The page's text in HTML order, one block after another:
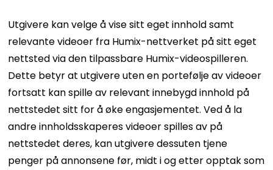
Utgivere kan velge å vise sitt eget innhold samt
relevante videoer fra Humix-nettverket på sitt eget
nettsted via den tilpassbare Humix-videospilleren.
Dette betyr at utgivere uten en portefølje av videoer
fortsatt kan spille av relevant innebygd innhold på
nettstedet sitt for å øke engasjementet. Ved å la
andre innholdsskaperes videoer spilles av på
nettstedet deres, kan utgivere dessuten tjene
penger på annonsene før, midt i og etter opptak som